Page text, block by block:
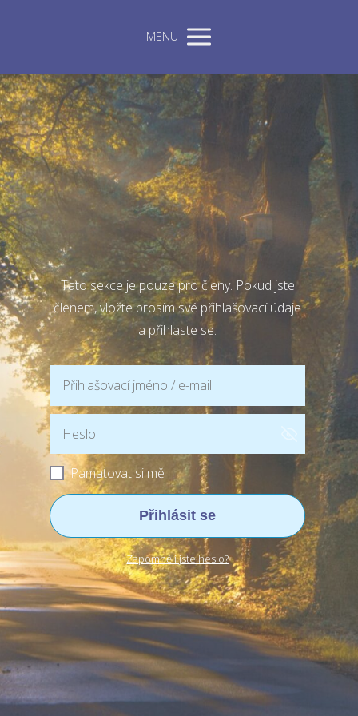
MENU
Tato sekce je pouze pro členy. Pokud jste
členem, vložte prosím své přihlašovací údaje
a přihlaste se.
Pamatovat si mě
Přihlásit se
Zapomněli jste heslo?